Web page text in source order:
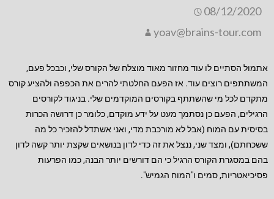
08/12/2020
yoav@brains-tour.com
אתמול הסתיים לו עוד מחזור מאוד מוצלח של הקורס שלי, וכבכל פעם,
המשתתפים רוצים עוד. אז הפעם החלטתי להרים את הכפפה ולהציע קורס
מתקדם לכל מי שהשתתף בקורסים המוקדמים שלי. בניגוד לקורסים
הרגילים, הפעם כן נסתמך מעט על ידע מוקדם, כלומר כן דרושה הכרות
בסיסית עם המוח (אבל לא מורכבת מדי, ואני אשתדל להזכיר כל מה
ששכחתם), ומצד שני, ננצל את זה כדי לדון בנושאים שקצת יותר קשה לדון
בהם במסגרת הקורס הרגיל כי הם דורשים יותר הבנה, כמו הפרעות
פסיכיאטריות, סמים ו"המוח הגמיש".